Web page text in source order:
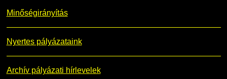
Minőségirányítás
Nyertes pályázataink
Archív pályázati hírlevelek